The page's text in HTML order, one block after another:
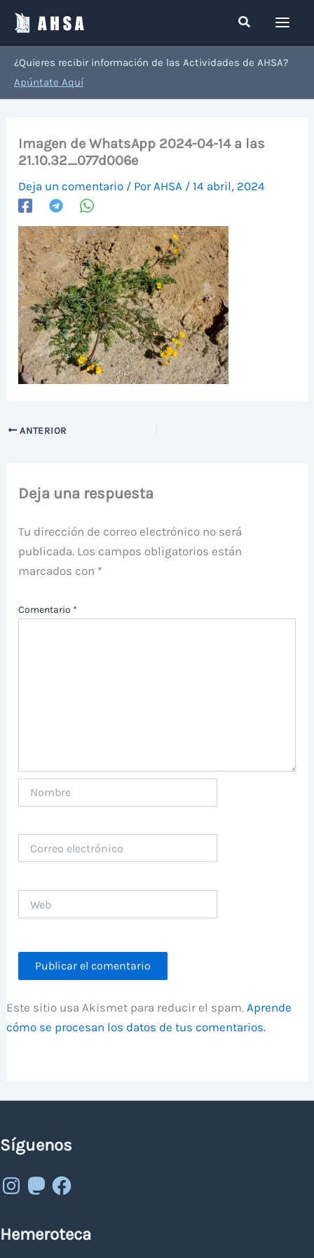
contenido
Buscar
¿Quieres recibir información de las Actividades de AHSA?
Apúntate Aquí
Imagen de WhatsApp 2024-04-14 a las
21.10.32_077d006e
Deja un comentario / Por AHSA /14 abril, 2024
ANTERIOR
Deja una respuesta
Tu dirección de correo electrónico no será
publicada. Los campos obligatorios están
marcados con *
Comentario *
electrónico
Este sitio usa Akismet para reducir el spam.Aprende
cómo se procesan los datos de tus comentarios.
Síguenos
Instagram
MastodonFacebook
Hemeroteca